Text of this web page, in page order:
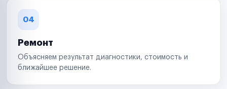
04
Ремонт
Объясняем результат диагностики, стоимость и
ближайшее решение.